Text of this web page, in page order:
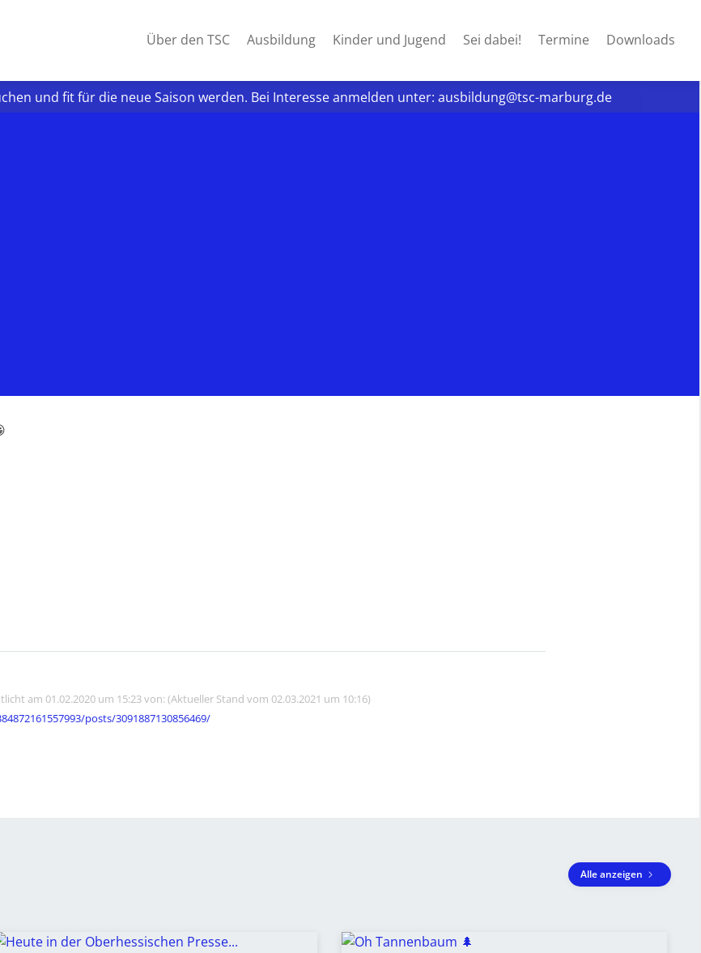
Über den TSC Ausbildung Kinder und Jugend Sei dabei! Termine Downloads
und fit für die neue Saison werden. Bei Interesse anmelden unter: ausbildung@tsc-marburg.de
am 01.02.2020 um 15:23 von: (Aktueller Stand vom 02.03.2021 um 10:16)
posts/3091887130856469/
Alle anzeigen